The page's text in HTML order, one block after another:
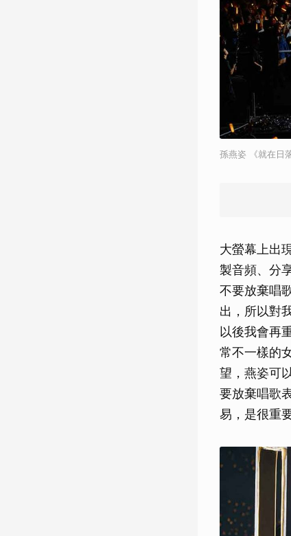
孫燕姿 《就在日
大螢幕上出
製音頻、分
不要放棄唱
出，所以對
以後我會再
常不一樣的
望，燕姿可
要放棄唱歌
易，是很重